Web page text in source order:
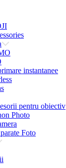
instantanee
pentru obiectiv
Photo
Foto